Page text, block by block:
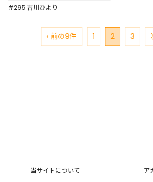
#295 吉川ひより
‹ 前の9件 1 2 3
当サイトについて ア